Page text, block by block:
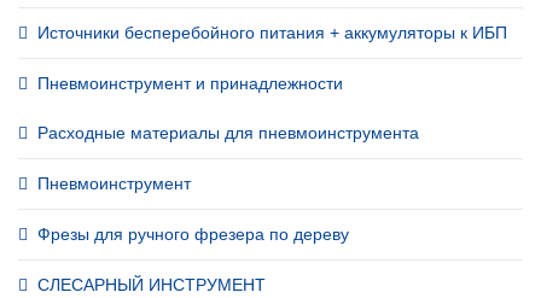
Источники бесперебойного питания + аккумуляторы к ИБП
Пневмоинструмент и принадлежности
Расходные материалы для пневмоинструмента
Пневмоинструмент
Фрезы для ручного фрезера по дереву
СЛЕСАРНЫЙ ИНСТРУМЕНТ